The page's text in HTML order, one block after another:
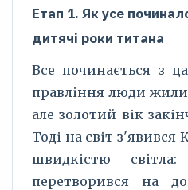
Етап 1. Як усе
дитячі роки титана
Все починається з
правління люди жили
але золотий вік
Тоді на світ з'явився
швидкістю
перетворився на